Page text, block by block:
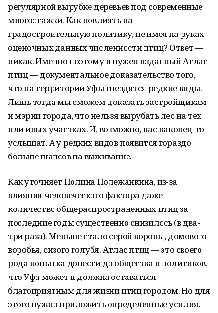
регулярной вырубке деревьев под современные
многоэтажки. Как повлиять на
градостроительную политику, не имея на руках
оценочных данных численности птиц? Ответ —
никак. Именно поэтому и нужен изданный Атлас
птиц — документальное доказательство того,
что на территории Уфы гнездятся редкие виды.
Лишь тогда мы сможем доказать застройщикам
и мэрии города, что нельзя вырубать лес на тех
или иных участках. И, возможно, нас наконец-то
услышат. А у редких видов появится гораздо
больше шансов на выживание.
Как уточняет Полина Полежанкина, из-за
влияния человеческого фактора даже
количество общераспространенных птиц за
последние годы существенно снизилось (в два-
три раза). Меньше стало серой вороны, домового
воробья, сизого голубя. Атлас птиц — это своего
рода попытка донести до общества и политиков,
что Уфа может и должна оставаться
благоприятным для жизни птиц городом. Но для
этого нужно приложить определенные усилия.